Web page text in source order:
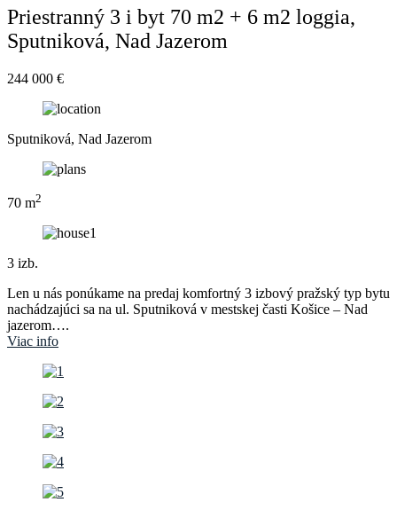
Priestranný 3 i byt 70 m2 + 6 m2 loggia,
Sputniková, Nad Jazerom
244 000 €
Sputniková, Nad Jazerom
70 m2
3 izb.
Len u nás ponúkame na predaj komfortný 3 izbový pražský typ bytu
nachádzajúci sa na ul. Sputniková v mestskej časti Košice – Nad
jazerom….
Viac info